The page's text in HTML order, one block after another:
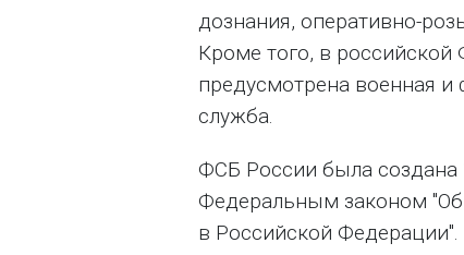
дознания, оперативно-
Кроме того, в российской
предусмотрена военная и
служба.
ФСБ России была создана
Федеральным законом
в Российской Федерации".